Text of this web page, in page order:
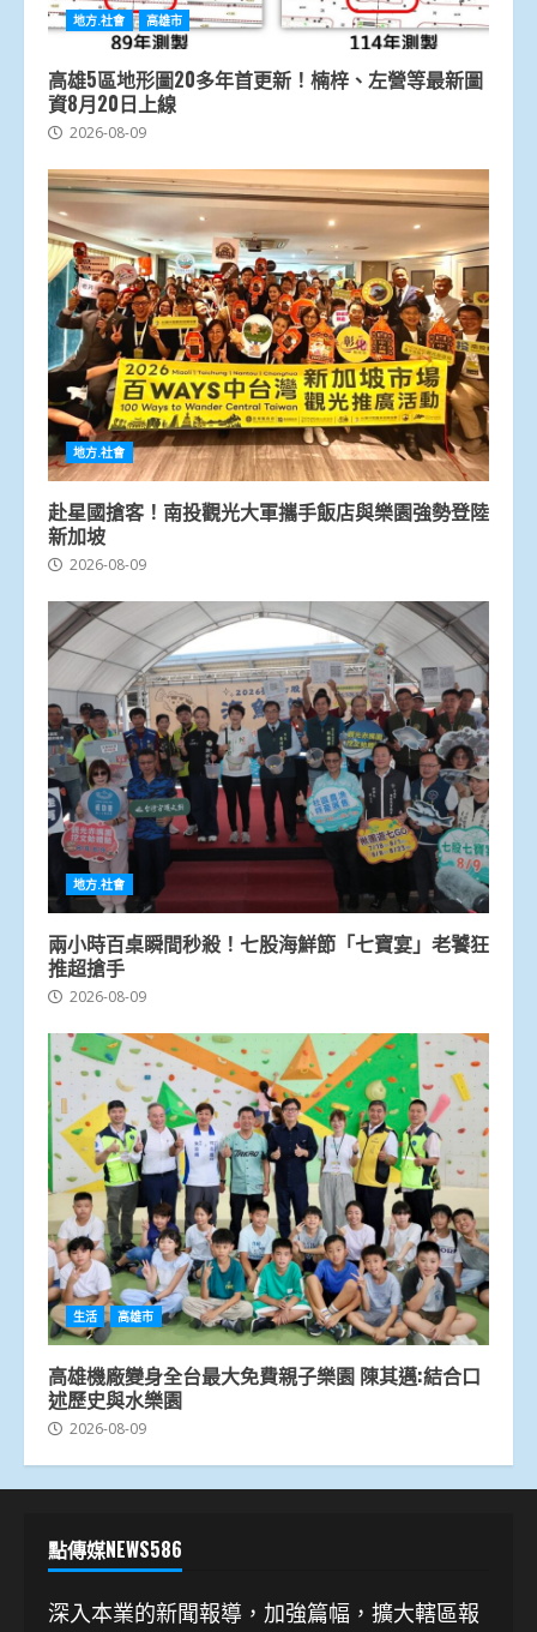
地方.社會 高雄市
高雄5區地形圖20多年首更新！楠梓、左營等最新圖
資8月20日上線
2026-08-09
地方.社會
赴星國搶客！南投觀光大軍攜手飯店與樂園強勢登陸
新加坡
2026-08-09
地方.社會
兩小時百桌瞬間秒殺！七股海鮮節「七寶宴」老饕狂
推超搶手
2026-08-09
生活 高雄市
高雄機廠變身全台最大免費親子樂園 陳其邁:結合口
述歷史與水樂園
2026-08-09
點傳媒NEWS586
深入本業的新聞報導，加強篇幅，擴大轄區報